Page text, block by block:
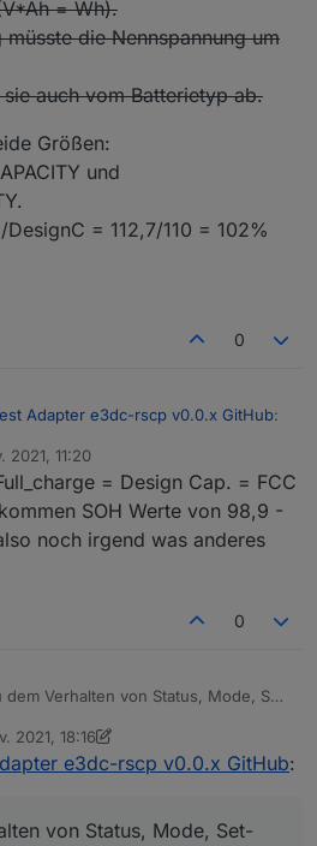
= Wh).
die Nennspannung um
auch vom Batterietyp ab.
Größen:
und
= 112,7/110 = 102%
0
Adapter e3dc-rscp v0.0.x GitHub:
so fern sehr wichtig, da es das
(>80% in 10 Jahren) ist.
Kapazität haben wir ja, doch wo
Nennspannung? Ich frage,
in [Wh] angegeben ist,
- das könnte man mit der
müsste die Nennspannung um
es beide Größen:
2021, 11:20
= Design Cap. = FCC
SOH Werte von 98,9 -
noch irgend was anderes
0
dem Verhalten von Status, Mode, Set-
verstanden um es vernünftig
2021, 18:16
ArnoD
e3dc-rscp v0.0.x GitHub:
von Status, Mode, Set-